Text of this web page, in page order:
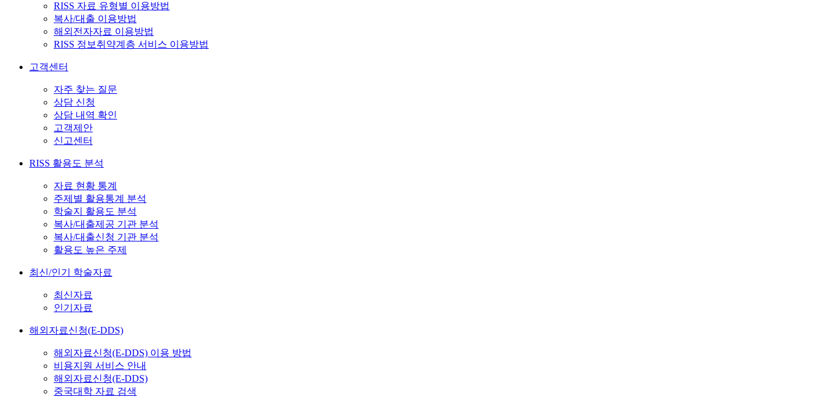
RISS 자료 유형별 이용방법
복사/대출 이용방법
해외전자자료 이용방법
RISS 정보취약계층 서비스 이용방법
고객센터
자주 찾는 질문
상담 신청
상담 내역 확인
고객제안
신고센터
RISS 활용도 분석
자료 현황 통계
주제별 활용통계 분석
학술지 활용도 분석
복사/대출제공 기관 분석
복사/대출신청 기관 분석
활용도 높은 주제
최신/인기 학술자료
최신자료
인기자료
해외자료신청(E-DDS)
해외자료신청(E-DDS) 이용 방법
비용지원 서비스 안내
해외자료신청(E-DDS)
중국대학 자료 검색